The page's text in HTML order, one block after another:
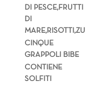
DI PESCE,FRUTTI
DI
MARE,RISOTTI,ZU
CINQUE
GRAPPOLI BIBE
CONTIENE
SOLFITI